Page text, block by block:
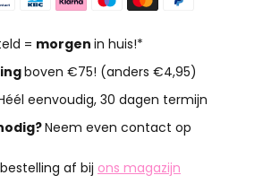
= morgen in huis!*
boven €75! (anders €4,95)
eenvoudig, 30 dagen termijn
Neem even contact op
af bij ons magazijn